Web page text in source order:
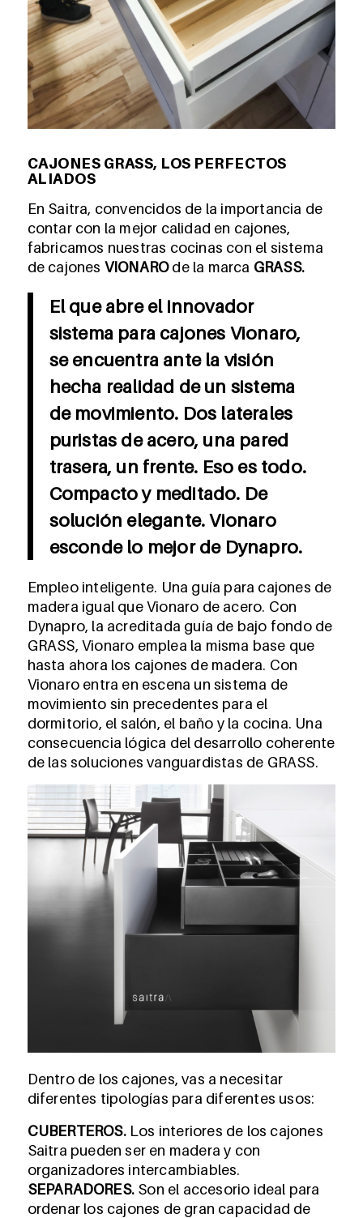
CAJONES GRASS, LOS PERFECTOS
ALIADOS
En Saitra, convencidos de la importancia de
contar con la mejor calidad en cajones,
fabricamos nuestras cocinas con el sistema
de cajones VIONAROde la marca GRASS.
El que abre el innovador
sistema para cajones Vionaro,
se encuentra ante la visión
hecha realidad de un sistema
de movimiento. Dos laterales
puristas de acero, una pared
trasera, un frente. Eso es todo.
Compacto y meditado. De
solución elegante. Vionaro
esconde lo mejor de Dynapro.
Empleo inteligente. Una guía para cajones de
madera igual que Vionaro de acero. Con
Dynapro, la acreditada guía de bajo fondo de
GRASS, Vionaro emplea la misma base que
hasta ahora los cajones de madera. Con
Vionaro entra en escena un sistema de
movimiento sin precedentes para el
dormitorio, el salón, el baño y la cocina. Una
consecuencia lógica del desarrollo coherente
de las soluciones vanguardistas de GRASS.
Dentro de los cajones, vas a necesitar
diferentes tipologías para diferentes usos:
CUBERTEROS.Los interiores de los cajones
Saitra pueden ser en madera y con
organizadores intercambiables.
SEPARADORES. Son el accesorio ideal para
ordenar los cajones de gran capacidad de